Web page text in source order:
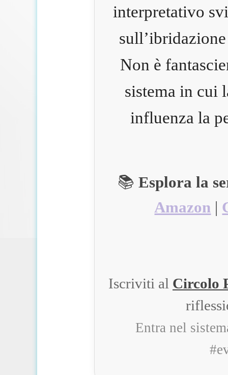
interpretativo
Non è
sistema in cui
influenza la
📚Esplora la
Amazon |
Iscriviti al Circolo
Entra nel